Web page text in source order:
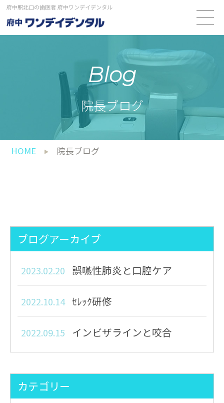
府中駅北口の歯医者 府中ワンデイデンタル
Blog
院長ブログ
HOME 院長ブログ
ブログアーカイブ
2023.02.20 誤嚥性肺炎と口腔ケア
2022.10.14 ｾﾚｯｸ研修
2022.09.15 インビザラインと咬合
peter Lingstrom
カテゴリー